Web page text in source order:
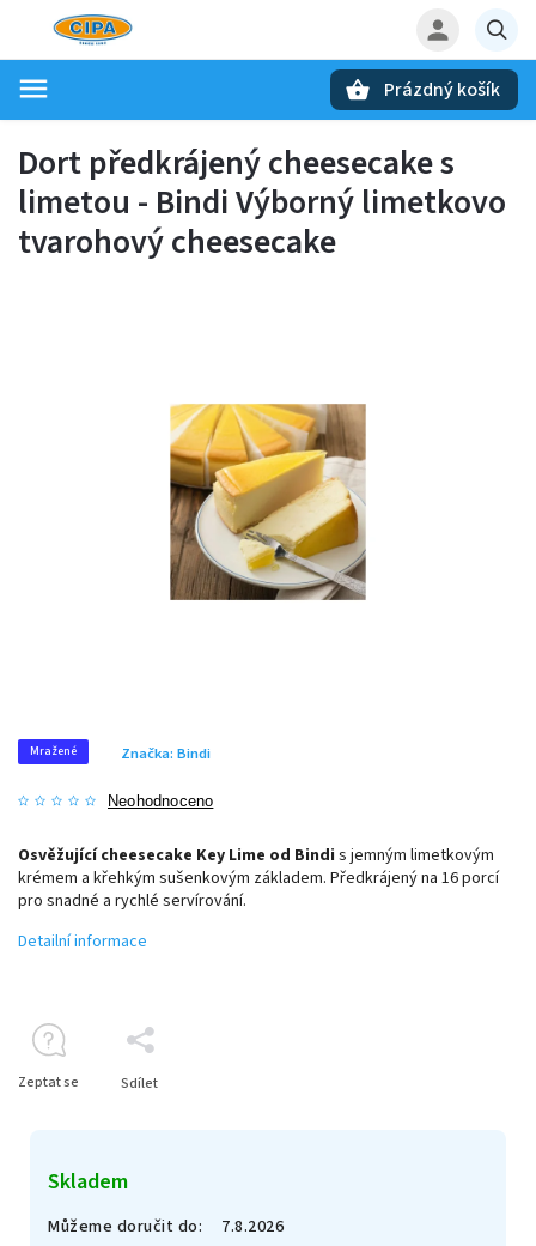
Prázdný košík
Dort předkrájený cheesecake s
limetou - BindiVýborný limetkovo
tvarohový cheesecake
Mražené
Neohodnoceno
Značka: Bindi
Skladem
Můžeme doručit do: 7.8.2026
Osvěžující cheesecake Key Lime od Bindi s jemným limetkovým
krémem a křehkým sušenkovým základem. Předkrájený na 16 porcí
pro snadné a rychlé servírování.
Detailní informace
Zeptat se Sdílet